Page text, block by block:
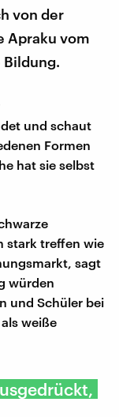
von der
Apraku vom
und schaut
Formen
hat sie selbst
stark treffen wie
sagt
würden
und Schüler bei
weiße